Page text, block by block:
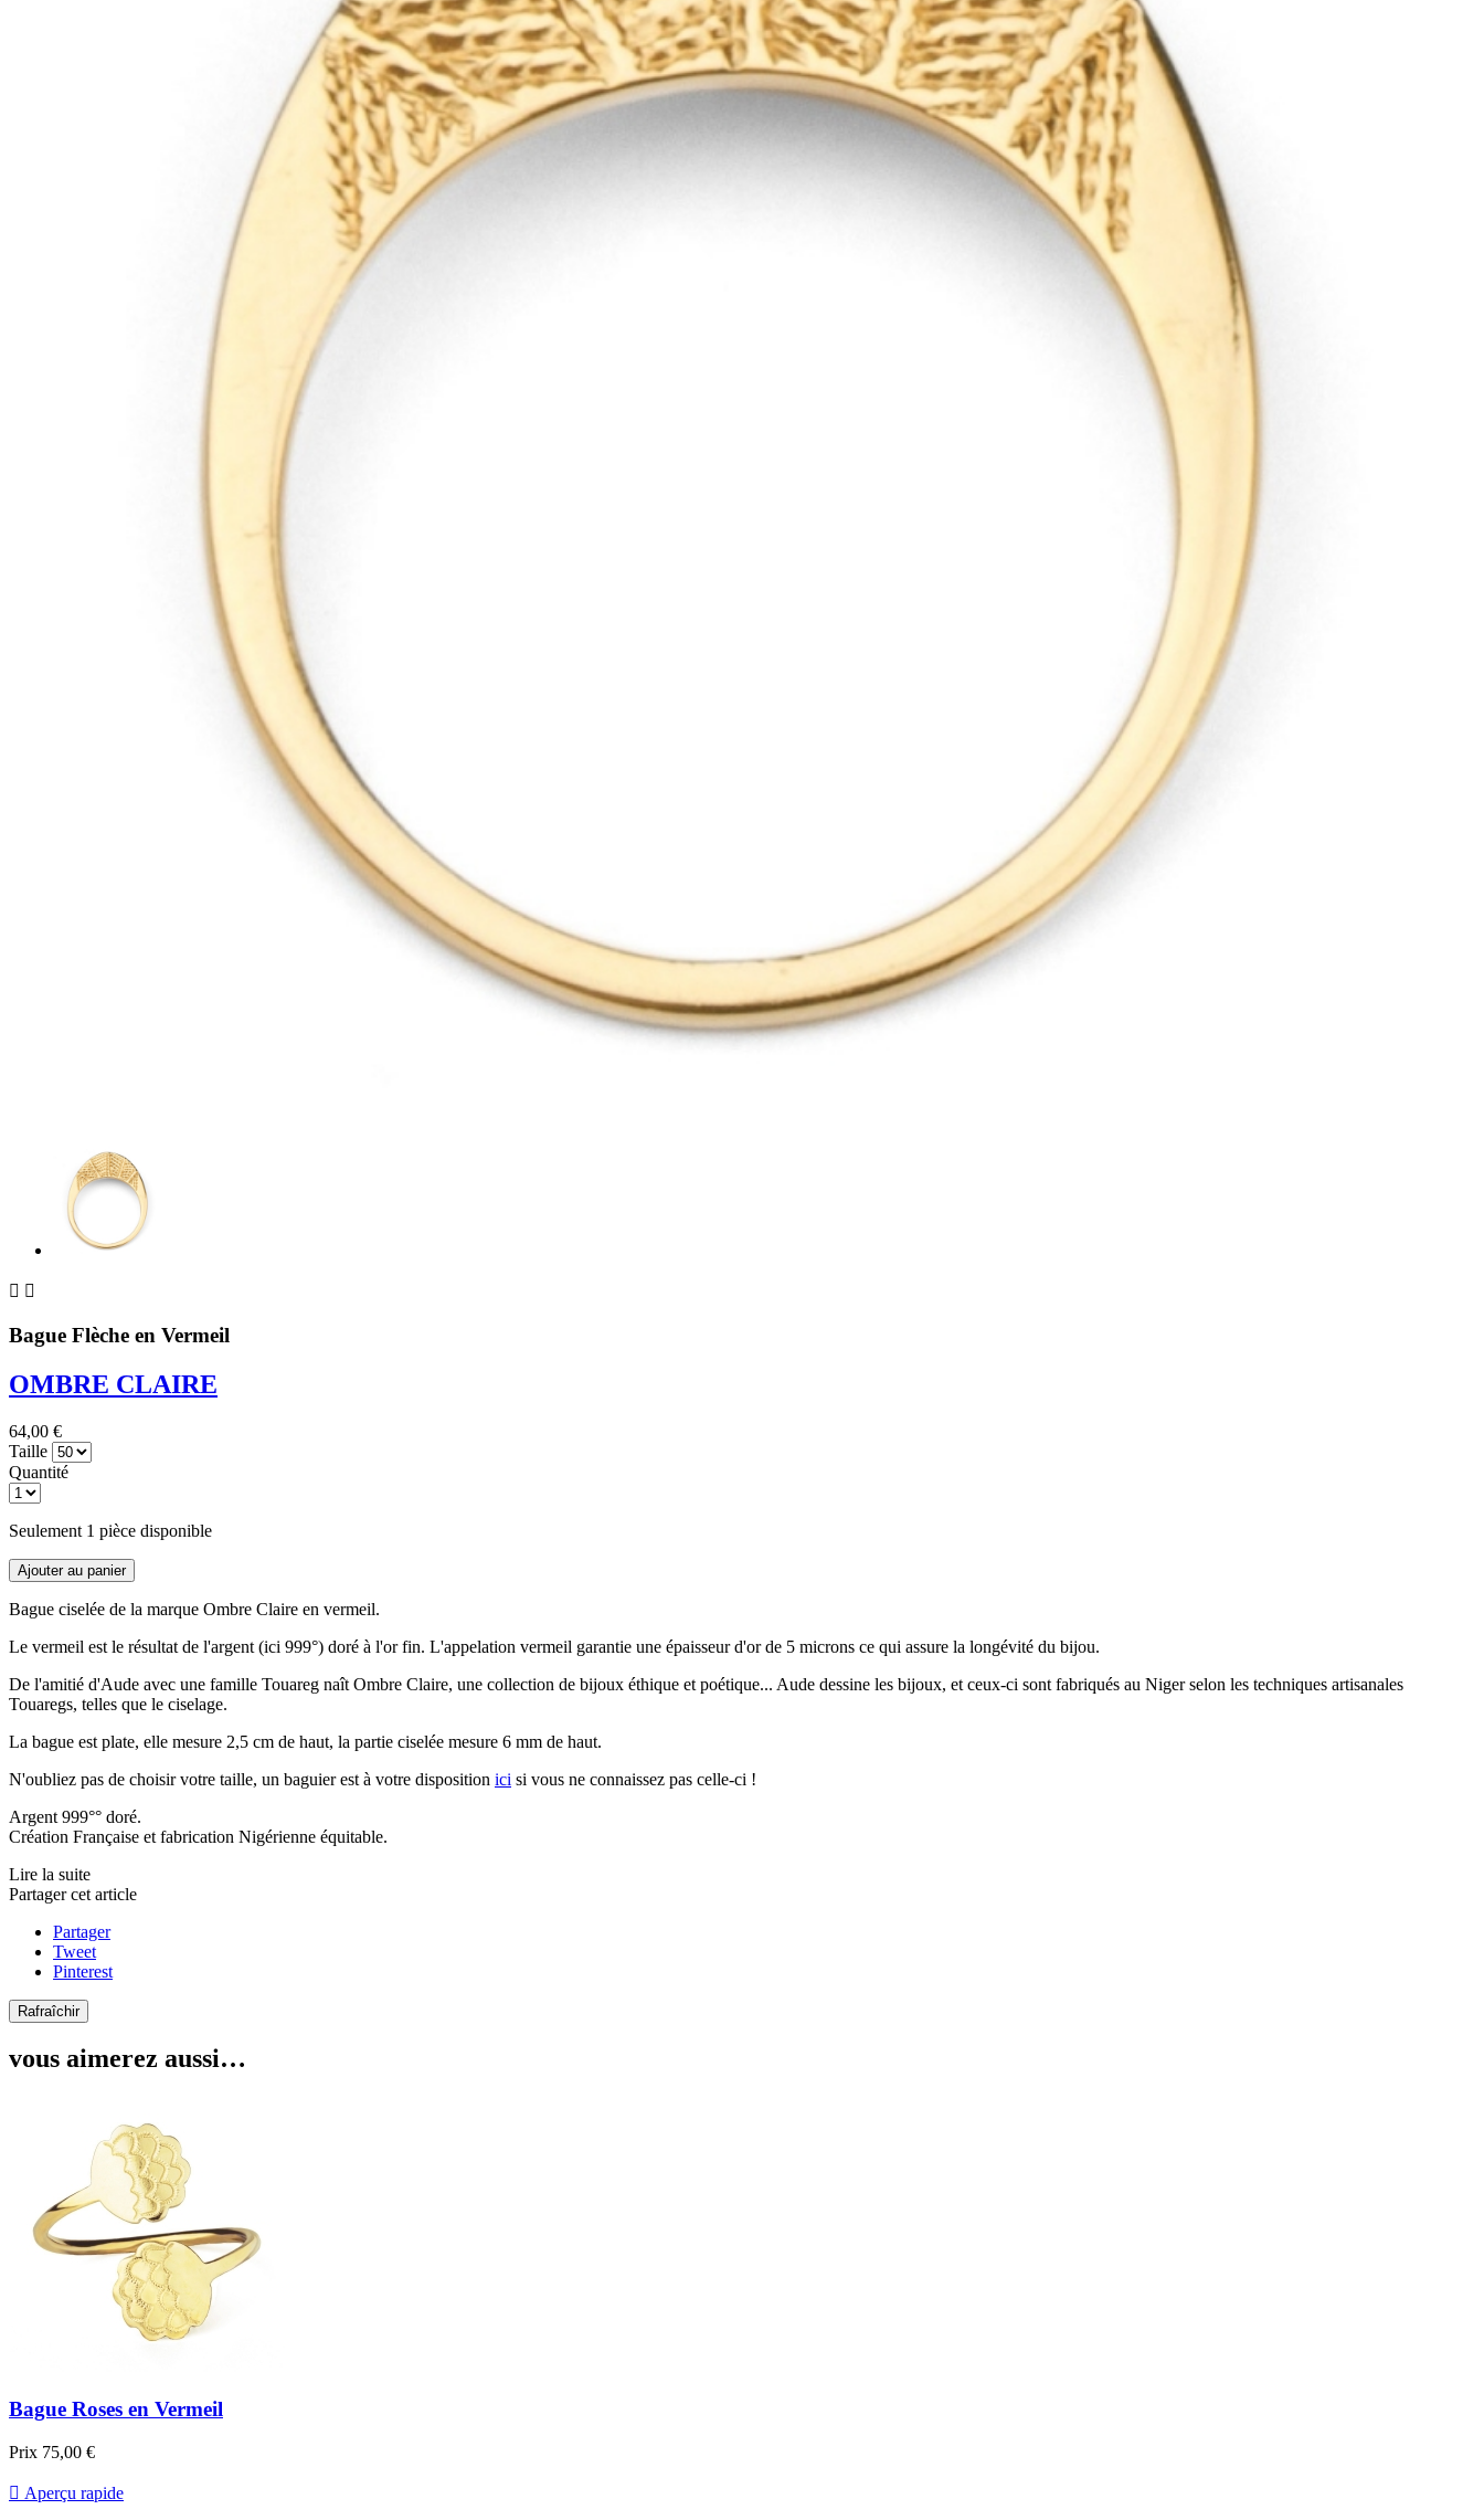
 
Bague Flèche en Vermeil
OMBRE CLAIRE
64,00 €
Taille
Quantité
Seulement 1 pièce disponible
Ajouter au panier
Bague ciselée de la marque Ombre Claire en vermeil.
Le vermeil est le résultat de l'argent (ici 999°) doré à l'or fin. L'appelation vermeil garantie une épaisseur d'or de 5 microns ce qui assure la longévité du bijou.
De l'amitié d'Aude avec une famille Touareg naît Ombre Claire, une collection de bijoux éthique et poétique... Aude dessine les bijoux, et ceux-ci sont fabriqués au Niger selon les techniques artisanales
Touaregs, telles que le ciselage.
La bague est plate, elle mesure 2,5 cm de haut, la partie ciselée mesure 6 mm de haut.
N'oubliez pas de choisir votre taille, un baguier est à votre disposition ici si vous ne connaissez pas celle-ci !
Argent 999°° doré.
Création Française et fabrication Nigérienne équitable.
Lire la suite
Partager cet article
Partager
Tweet
Pinterest
vous aimerez aussi…
Bague Roses en Vermeil
Prix 75,00 €
 Aperçu rapide